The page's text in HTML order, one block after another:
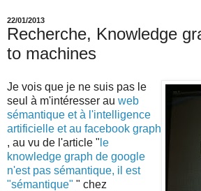
22/01/2013
Recherche, Knowledge
to machines
Je vois que je ne suis pas le
seul à m'intéresser au web
sémantique et à l'intelligence
artificielle et au facebook graph
, au vu de l'article " le
knowledge graph de google
n'est pas sémantique, il est
"sémantique" " chez